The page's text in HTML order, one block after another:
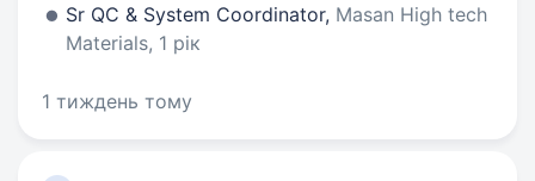
Sr QC & System Coordinator, Masan High tech
Materials, 1 рік
1 тиждень тому